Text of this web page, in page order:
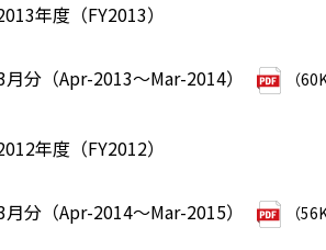
年度（FY2013）
分（Apr-2013～Mar-2014） （
年度（FY2012）
分（Apr-2014～Mar-2015） （